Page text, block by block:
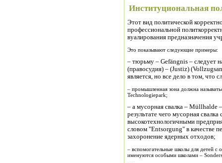
Институциональная
Этот вид политической
профессиональной
вуалирования предназначения
Это показывают следующие примеры:
– тюрьму – Gefängnis – следует
(правосудия) – (Justiz)
является, но все дело в том, что
– промышленная зона должна
Technologiepark;
– а мусорная свалка – Müllhalde
результате чего мусорная
высокотехнологичными
словом "Entsorgung" в качестве
захоронение ядерных отходов;
– вспомогательные школы для детей с
именуются особыми школами –